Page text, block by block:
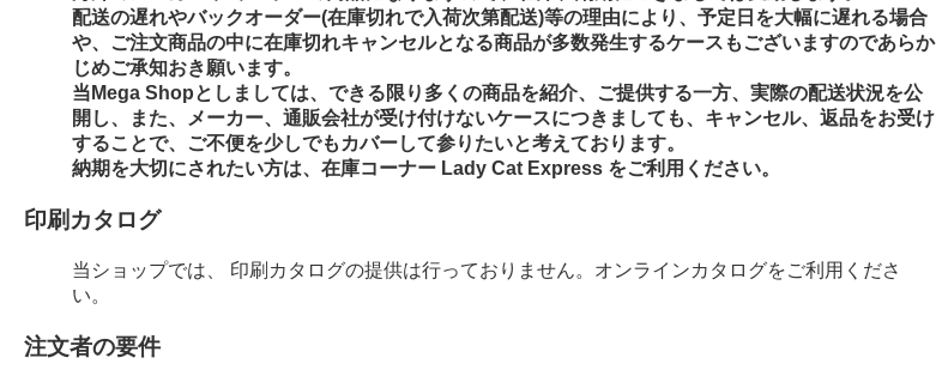
配送の遅れやバックオーダー(在庫切れで入荷次第配送)等の理由により、予定日を大幅に遅れる場合
や、ご注文商品の中に在庫切れキャンセルとなる商品が多数発生するケースもございますのであらか
じめご承知おき願います。
当Mega Shopとしましては、できる限り多くの商品を紹介、ご提供する一方、実際の配送状況を公
開し、また、メーカー、通販会社が受け付けないケースにつきましても、キャンセル、返品をお受け
することで、ご不便を少しでもカバーして参りたいと考えております。
納期を大切にされたい方は、在庫コーナー Lady Cat Express をご利用ください。
印刷カタログ
当ショップでは、 印刷カタログの提供は行っておりません。オンラインカタログをご利用くださ
い。
注文者の要件